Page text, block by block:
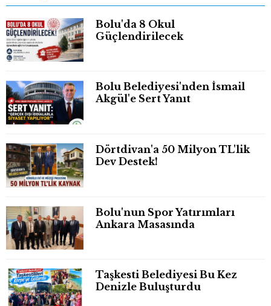
Bolu'da 8 Okul
Güçlendirilecek
Bolu Belediyesi'nden İsmail
Akgül'e Sert Yanıt
Dörtdivan'a 50 Milyon TL'lik
Dev Destek!
Bolu'nun Spor Yatırımları
Ankara Masasında
Taşkesti Belediyesi Bu Kez
Denizle Buluşturdu